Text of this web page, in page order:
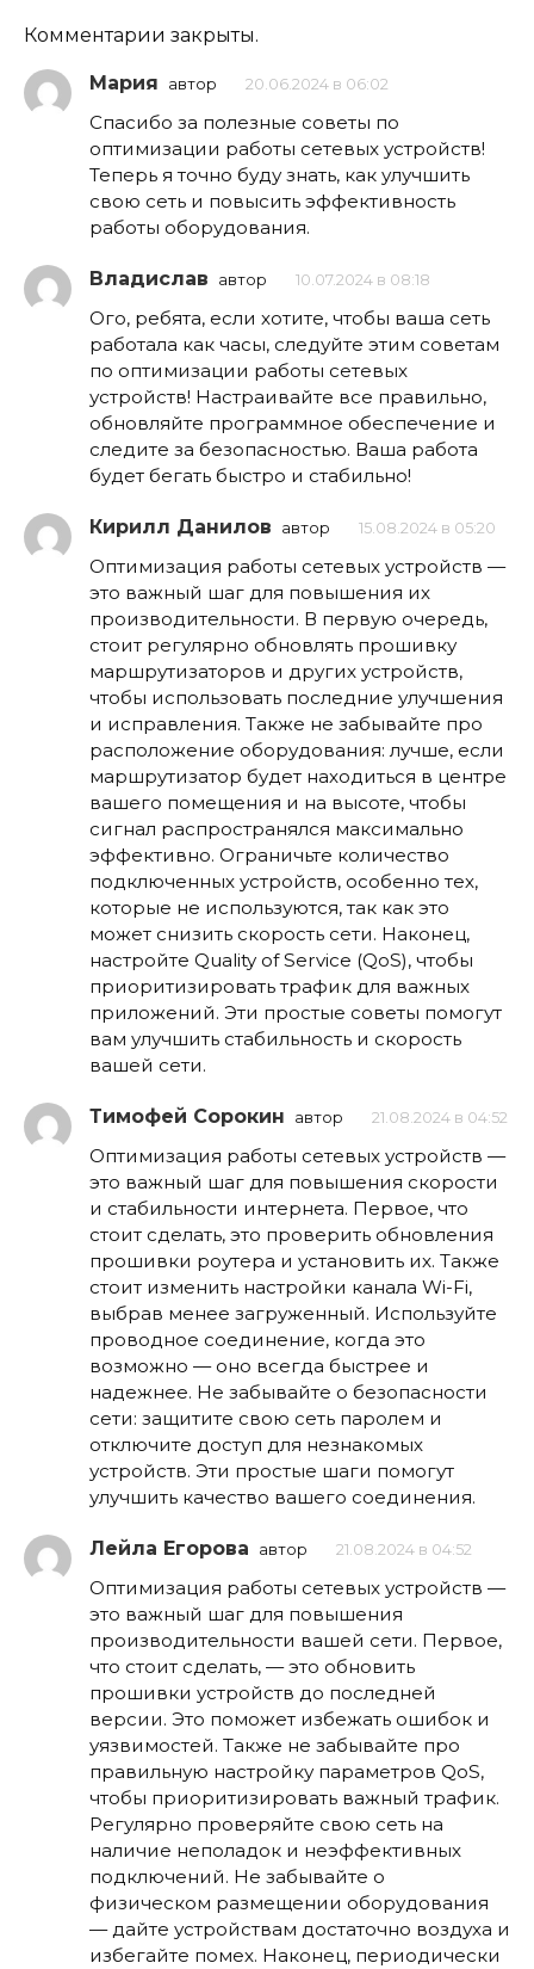
Комментарии закрыты.
Мария автор 20.06.2024 в 06:02
Спасибо за полезные советы по
оптимизации работы сетевых устройств!
Теперь я точно буду знать, как улучшить
свою сеть и повысить эффективность
работы оборудования.
Владислав автор 10.07.2024 в 08:18
Ого, ребята, если хотите, чтобы ваша сеть
работала как часы, следуйте этим советам
по оптимизации работы сетевых
устройств! Настраивайте все правильно,
обновляйте программное обеспечение и
следите за безопасностью. Ваша работа
будет бегать быстро и стабильно!
Кирилл Данилов автор 15.08.2024 в 05:20
Оптимизация работы сетевых устройств —
это важный шаг для повышения их
производительности. В первую очередь,
стоит регулярно обновлять прошивку
маршрутизаторов и других устройств,
чтобы использовать последние улучшения
и исправления. Также не забывайте про
расположение оборудования: лучше, если
маршрутизатор будет находиться в центре
вашего помещения и на высоте, чтобы
сигнал распространялся максимально
эффективно. Ограничьте количество
подключенных устройств, особенно тех,
которые не используются, так как это
может снизить скорость сети. Наконец,
настройте Quality of Service (QoS), чтобы
приоритизировать трафик для важных
приложений. Эти простые советы помогут
вам улучшить стабильность и скорость
вашей сети.
Тимофей Сорокин автор 21.08.2024 в 04:52
Оптимизация работы сетевых устройств —
это важный шаг для повышения скорости
и стабильности интернета. Первое, что
стоит сделать, это проверить обновления
прошивки роутера и установить их. Также
стоит изменить настройки канала Wi-Fi,
выбрав менее загруженный. Используйте
проводное соединение, когда это
возможно — оно всегда быстрее и
надежнее. Не забывайте о безопасности
сети: защитите свою сеть паролем и
отключите доступ для незнакомых
устройств. Эти простые шаги помогут
улучшить качество вашего соединения.
Лейла Егорова автор 21.08.2024 в 04:52
Оптимизация работы сетевых устройств —
это важный шаг для повышения
производительности вашей сети. Первое,
что стоит сделать, — это обновить
прошивки устройств до последней
версии. Это поможет избежать ошибок и
уязвимостей. Также не забывайте про
правильную настройку параметров QoS,
чтобы приоритизировать важный трафик.
Регулярно проверяйте свою сеть на
наличие неполадок и неэффективных
подключений. Не забывайте о
физическом размещении оборудования
— дайте устройствам достаточно воздуха и
избегайте помех. Наконец, периодически